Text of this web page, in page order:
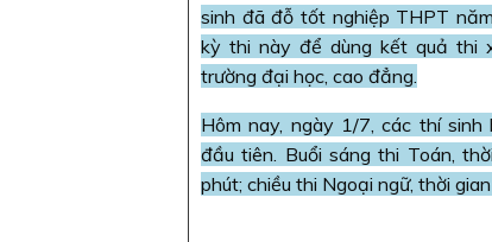
sinh đã đỗ tốt nghiệp THPT
kỳ thi này để dùng kết quả thi
trường đại học, cao đẳng.
Hôm nay, ngày 1/7, các thí
đầu tiên. Buổi sáng thi Toán,
phút; chiều thi Ngoại ngữ, thời